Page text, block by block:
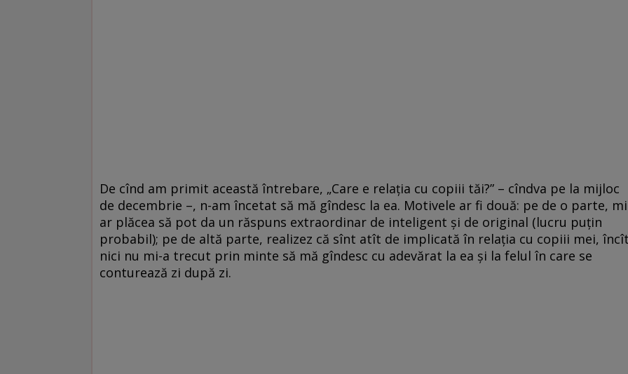
De cînd am primit această întrebare, „Care e relația cu copiii tăi?” – cîndva pe la mijloc
de decembrie –, n-am încetat să mă gîndesc la ea. Motivele ar fi două: pe de o parte,
ar plăcea să pot da un răspuns extraordinar de inteligent și de original (lucru puțin
probabil); pe de altă parte, realizez că sînt atît de implicată în relația cu copiii mei,
nici nu mi-a trecut prin minte să mă gîndesc cu adevărat la ea și la felul în care se
conturează zi după zi.